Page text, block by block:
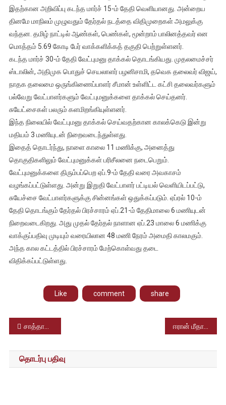
தேர்தல்
2026:
வேட்பாளர்கள்
வேட்புமனு
தாக்கல்
செய்வதற்கான
காலக்கெடு
நிறைவு
இதற்கான அறிவிப்பு கடந்த மார்ச் 15-ம் தேதி வெளியானது. அன்றைய
தினமே மாநிலம் முழுவதும் தேர்தல் நடத்தை விதிமுறைகள் அமலுக்கு
வந்தன. தமிழ் நாட்டில் ஆண்கள், பெண்கள், மூன்றாம் பாலினத்தவர் என
மொத்தம் 5.69 கோடி பேர் வாக்களிக்கத் தகுதி பெற்றுள்ளனர்.
கடந்த மார்ச் 30-ம் தேதி வேட்புமனு தாக்கல் தொடங்கியது. முதலமைச்சர்
ஸ்டாலின், அதிமுக பொதுச் செயலாளர் பழனிசாமி, தவெக தலைவர் விஜய்,
நாதக தலைமை ஒருங்கிணைப்பாளர் சீமான் உள்ளிட்ட கட்சி தலைவர்களும்
பல்வேறு வேட்பாளர்களும் வேட்புமனுக்களை தாக்கல் செய்தனர்.
சுயேட்சைகள் பலரும் களமிறங்கியுள்ளனர்.
இந்த நிலையில் வேட்புமனு தாக்கல் செய்வதற்கான காலக்கெடு இன்று
மதியம் 3 மணியுடன் நிறைவடைந்துள்ளது.
இதைத் தொடர்ந்து, நாளை காலை 11 மணிக்கு, அனைத்து
தொகுதிகளிலும் வேட்புமனுக்கள் பரிசீலனை நடைபெறும்.
வேட்புமனுக்களை திரும்பப்பெற ஏப்.9-ம் தேதி வரை அவகாசம்
வழங்கப்பட்டுள்ளது. அன்று இறுதி வேட்பாளர் பட்டியல் வெளியிடப்பட்டு,
சுயேச்சை வேட்பாளர்களுக்கு சின்னங்கள் ஒதுக்கப்படும். ஏப்ரல் 10-ம்
தேதி தொடங்கும் தேர்தல் பிரச்சாரம் ஏப்.21-ம் தேதிமாலை 6 மணியுடன்
நிறைவடைகிறது. அது முதல் தேர்தல் நாளான ஏப்.23 மாலை 6 மணிக்கு
வாக்குப்பதிவு முடியும் வரையிலான 48 மணி நேரம் அமைதி காலமகும்.
அந்த கால கட்டத்தில் பிரச்சாரம் மேற்கொள்வது தடை
விதிக்கப்பட்டுள்ளது.
Like comment share
Post
navigation
சாத்தான்குளம் தந்தை மகன் கொலை வழக்கு; 9 போலீசாருக்கு மரண தண்டனை வழங்கியது நீதிமன்றம்
தொடர்பு பதிவு